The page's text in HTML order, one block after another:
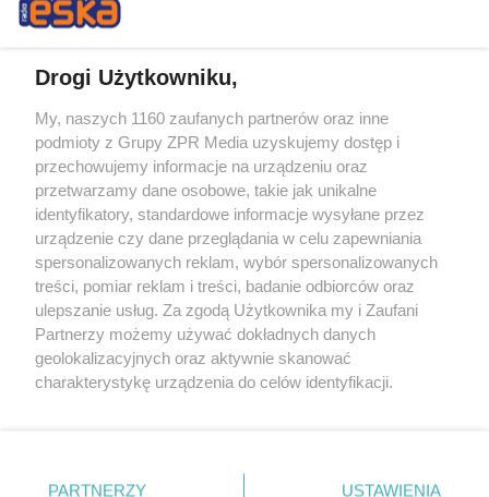
Żaden utwór zamieszczony w serwisie nie może być powielany i
rozpowszechniany lub dalej rozpowszechniany w jakikolwiek sposób (w
tym także elektroniczny lub mechaniczny) na jakimkolwiek polu
eksploatacji w jakiejkolwiek formie, włącznie z umieszczaniem w
Internecie bez pisemnej zgody właściciela praw. Jakiekolwiek użycie lub
wykorzystanie utworów w całości lub w części z naruszeniem prawa,
tzn. bez właściwej zgody, jest zabronione pod groźbą kary i może być
ścigane prawnie.
Drogi Użytkowniku,
My, naszych 1160 zaufanych partnerów oraz inne
podmioty z Grupy ZPR Media uzyskujemy dostęp i
przechowujemy informacje na urządzeniu oraz
przetwarzamy dane osobowe, takie jak unikalne
identyfikatory, standardowe informacje wysyłane przez
urządzenie czy dane przeglądania w celu zapewniania
spersonalizowanych reklam, wybór spersonalizowanych
treści, pomiar reklam i treści, badanie odbiorców oraz
ulepszanie usług. Za zgodą Użytkownika my i Zaufani
Partnerzy możemy używać dokładnych danych
geolokalizacyjnych oraz aktywnie skanować
charakterystykę urządzenia do celów identyfikacji.
zmienić/wycofać klikając przycisk ustawień prywatności
PARTNERZY USTAWIENIA